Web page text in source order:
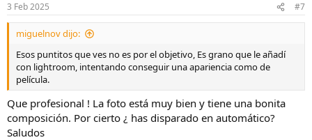
3 Feb 2025 #7
miguelnov dijo:
Esos puntitos que ves no es por el objetivo, Es grano que le añadí
con lightroom, intentando conseguir una apariencia como de
película.
Que profesional ! La foto está muy bien y tiene una bonita
composición. Por cierto ¿ has disparado en automático?
Saludos